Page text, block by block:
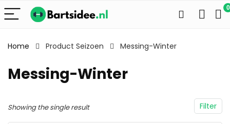
0
Home Product Seizoen Messing-Winter
Messing-Winter
Filter
Showing the single result